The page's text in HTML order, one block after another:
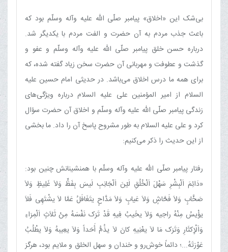
بی‌شک این «اخلاق» پیامبر صلّی الله علیه وآله وسلّم بود که
باعث جذب مردم به آن حضرت و الفت مردم با یکدیگر شد.
درباره حسن خلق پیامبر صلّی الله علیه وآله وسلّم و عفو و
گذشت و عطوفت و مهربانی آن حضرت سخن زیاد گفته شده، که
برای همه ما درس اخلاق می‌باشد. در حدیثی امام حسین علیه
السلام از امیر المؤمنین علی علیه السلام درباره ویژگی‌های
زندگی پیامبر صلّی الله علیه وآله وسلّم و اخلاق آن حضرت سؤال
کرد و علی علیه السلام به طور مشروح پاسخ آن را داد. ما بخشی
از این حدیث را ذکر می‌کنیم:
رفتار پیامبر صلّی الله علیه وآله وسلّم با همنشینانش چنین بود:
«دَائِمَ اَلْبِشْرِ سَهْلَ اَلْخُلُقِ لَیّنَ اَلْجَانِبِ لَیسَ بِفَظٍّ وَلاَ غَلِیظٍ وَلاَ
صَخَّابٍ وَلاَ فَحَّاشٍ وَلاَ عَیابٍ وَلاَ مَدَّاحٍ یتَغَافَلُ عَمَّا لاَ یشْتَهِی فَلاَ
یؤْیسُ مِنْهُ راجیه وَلاَ یخَیبُ فِیهِ قَدْ تَرَک نَفْسَهُ مِنْ ثَلاَثٍ اَلْمِرَاءِ
وَاَلْإِکثَارِ وَتَرَک مَا لاَ یعْنِیهِ کانَ لاَ یذُمُّ أَحَداً وَلاَ یعِیبهُ وَلاَ یطْلُبُ
عَوْرَتَهُ...؛ دائماً خوش‌رو و خندان و سهل الخلق و ملایم بود، هرگز